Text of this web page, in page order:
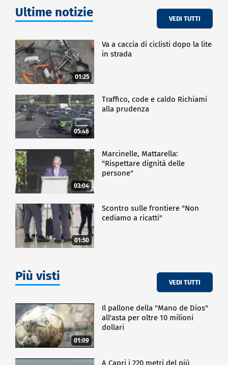
Ultime notizie VEDI TUTTI
01:25
Va a caccia di ciclisti dopo la lite
in strada
05:46
Traffico, code e caldo Richiami
alla prudenza
03:04
Marcinelle, Mattarella:
"Rispettare dignità delle
persone"
01:50
Scontro sulle frontiere "Non
cediamo a ricatti"
Più visti VEDI TUTTI
01:09
Il pallone della "Mano de Dios"
all'asta per oltre 10 milioni
dollari
A Capri i 220 metri del più